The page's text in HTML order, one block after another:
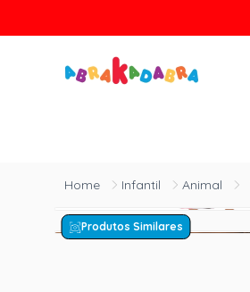
Infantil Animal
Produtos Similares